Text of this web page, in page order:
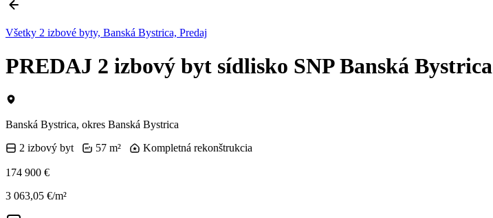
Všetky 2 izbové byty, Banská Bystrica, Predaj
PREDAJ 2 izbový byt sídlisko SNP Banská Bystrica
Banská Bystrica, okres Banská Bystrica
2 izbový byt
57 m² Kompletná rekonštrukcia
174 900 €
3 063,05 €/m²